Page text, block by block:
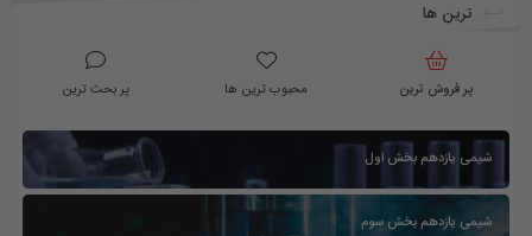
ترین ها
پر فروش ترین محبوب ترین ها پر بحث ترین
شیمی یازدهم بخش اول
شیمی یازدهم بخش سوم